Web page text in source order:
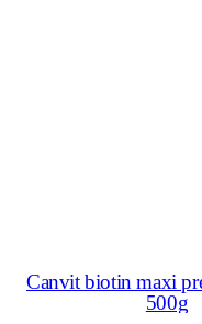
Canvit biotin maxi
500g